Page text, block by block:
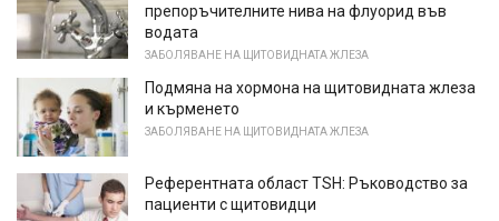
препоръчителните нива на флуорид във
водата
ЗАБОЛЯВАНЕ НА ЩИТОВИДНАТА ЖЛЕЗА
Подмяна на хормона на щитовидната жлеза
и кърменето
ЗАБОЛЯВАНЕ НА ЩИТОВИДНАТА ЖЛЕЗА
Референтната област TSH: Ръководство за
пациенти с щитовидци